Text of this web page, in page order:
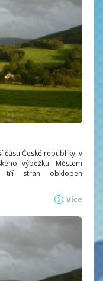
části České republiky, v
výběžku. Městem
stran obklopen
Více